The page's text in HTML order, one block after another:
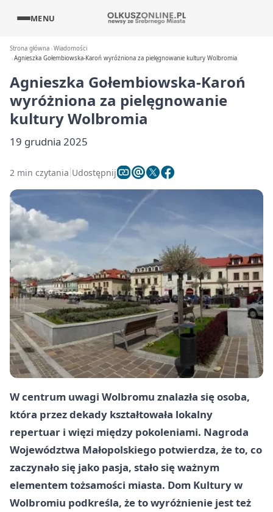
MENU
Strona główna Wiadomości
Agnieszka Gołembiowska-Karoń wyróżniona za pielęgnowanie kultury Wolbromia
Agnieszka Gołembiowska-Karoń
wyróżniona za pielęgnowanie
kultury Wolbromia
19 grudnia 2025
2 min czytania Udostępnij
W centrum uwagi Wolbromu znalazła się osoba,
która przez dekady kształtowała lokalny
repertuar i więzi między pokoleniami. Nagroda
Województwa Małopolskiego potwierdza, że to, co
zaczynało się jako pasja, stało się ważnym
elementem tożsamości miasta. Dom Kultury w
Wolbromiu podkreśla, że to wyróżnienie jest też